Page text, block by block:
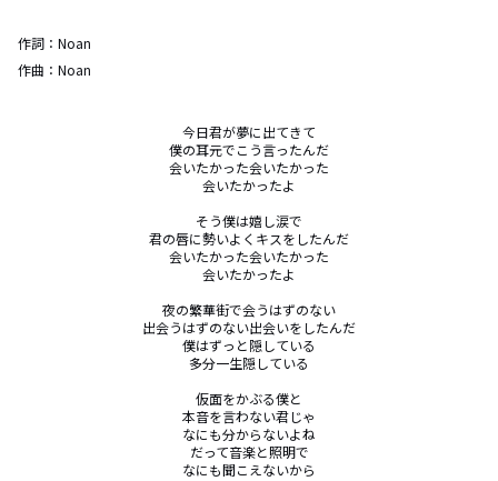
作詞： Noan
作曲： Noan
今日君が夢に出てきて
僕の耳元でこう言ったんだ
会いたかった会いたかった
会いたかったよ
そう僕は嬉し涙で
君の唇に勢いよくキスをしたんだ
会いたかった会いたかった
会いたかったよ
夜の繁華街で会うはずのない
出会うはずのない出会いをしたんだ
僕はずっと隠している
多分一生隠している
仮面をかぶる僕と
本音を言わない君じゃ
なにも分からないよね
だって音楽と照明で
なにも聞こえないから